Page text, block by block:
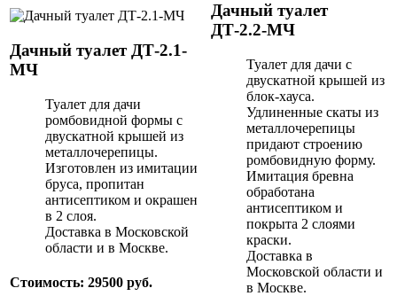
Дачный туалет ДТ-2.1-
МЧ
Туалет для дачи
ромбовидной формы с
двускатной крышей из
металлочерепицы.
Изготовлен из имитации
бруса, пропитан
антисептиком и окрашен
в 2 слоя.
Доставка в Московской
области и в Москве.
Стоимость: 29500 руб.
Дачный туалет
ДТ-2.2-МЧ
Туалет для дачи с
двускатной крышей из
блок-хауса.
Удлиненные скаты из
металлочерепицы
придают строению
ромбовидную форму.
Имитация бревна
обработана
антисептиком и
покрыта 2 слоями
краски.
Доставка в
Московской области и
в Москве.